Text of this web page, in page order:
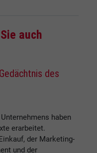
auch
des
haben
erarbeitet.
der Marketing-
und der